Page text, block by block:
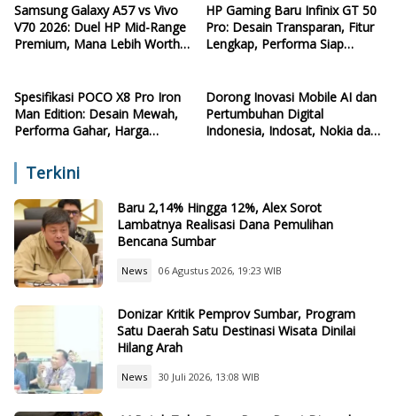
Samsung Galaxy A57 vs Vivo
V70 2026: Duel HP Mid-Range
Premium, Mana Lebih Worth
HP Gaming Baru Infinix GT 50
Pro: Desain Transparan, Fitur
Lengkap, Performa Siap
Spesifikasi POCO X8 Pro Iron
Man Edition: Desain Mewah,
Performa Gahar, Harga
Dorong Inovasi Mobile AI dan
Pertumbuhan Digital
Indonesia, Indosat, Nokia dan
Terkini
Baru 2,14% Hingga 12%, Alex Sorot
Lambatnya Realisasi Dana Pemulihan
Bencana Sumbar
News 06 Agustus 2026, 19:23 WIB
Donizar Kritik Pemprov Sumbar, Program
Satu Daerah Satu Destinasi Wisata Dinilai
Hilang Arah
News 30 Juli 2026, 13:08 WIB